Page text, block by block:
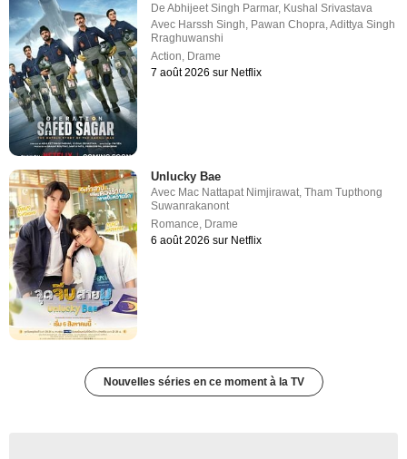
DeAbhijeet Singh Parmar, Kushal Srivastava
Avec Harssh Singh Pawan Chopra ,Adittya Singh
Rraghuwanshi
Action Drame
7 août 2026 sur Netflix
Unlucky Bae
Avec Mac Nattapat Nimjirawat,Tham Tupthong
Suwanrakanont
Romance, Drame
6 août 2026 sur Netflix
Nouvelles séries en ce moment à la TV